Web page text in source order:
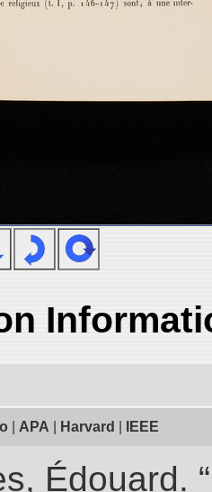
APA Harvard IEEE
Édouard.